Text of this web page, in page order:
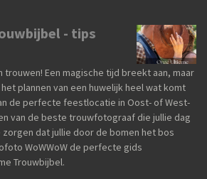
- tips
Een magische tijd breekt aan, maar
plannen van een huwelijk heel wat komt
de perfecte feestlocatie in Oost- of West-
van de beste trouwfotograaf die jullie dag
dat jullie door de bomen het bos
WoWWoW de perfecte gids
Trouwbijbel.